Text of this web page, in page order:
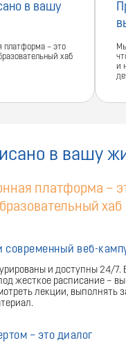
в вашу
платформа – это
хаб
и
в вашу
платформа –
хаб
современный веб-
и доступны 24/
жесткое расписание –
лекции, выполнять
– это диалог